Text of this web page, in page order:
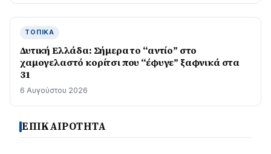
ΤΟΠΙΚΆ
Δυτική Ελλάδα: Σήμερα το “αντίο” στο
χαμογελαστό κορίτσι που “έφυγε” ξαφνικά στα
31
6 Αυγούστου 2026
ΕΠΙΚΑΙΡΟΤΗΤΑ